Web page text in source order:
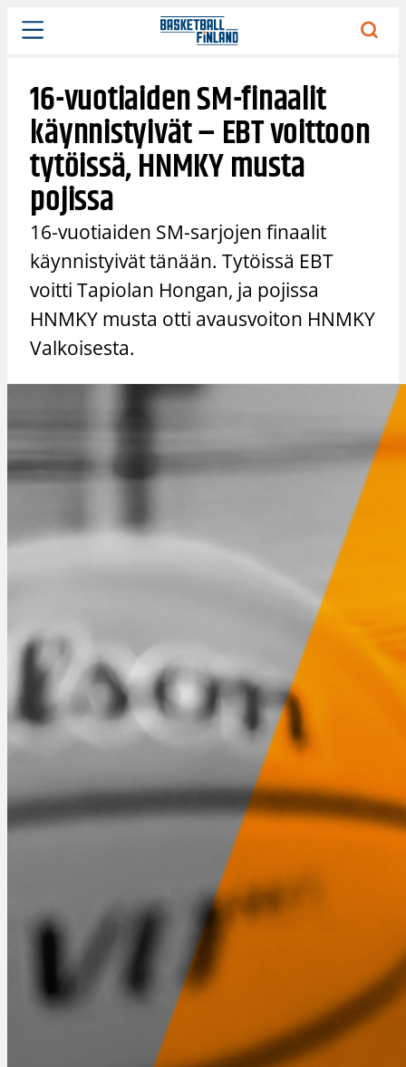
Siirry
sisältöön
16-vuotiaiden SM-finaalit
käynnistyivät – EBT voittoon
tytöissä, HNMKY musta
pojissa
16-vuotiaiden SM-sarjojen finaalit
käynnistyivät tänään. Tytöissä EBT
voitti Tapiolan Hongan, ja pojissa
HNMKY musta otti avausvoiton HNMKY
Valkoisesta.